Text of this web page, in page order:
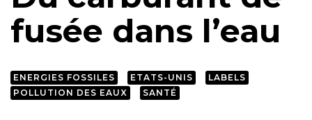
fusée dans l’eau
ENERGIES FOSSILES ETATS-UNIS
LABELS
POLLUTION DES EAUX
SANTÉ